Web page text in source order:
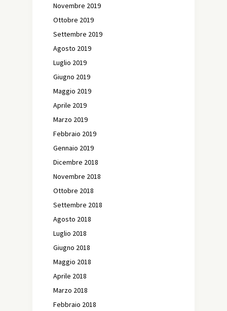
Novembre 2019
Ottobre 2019
Settembre 2019
Agosto 2019
Luglio 2019
Giugno 2019
Maggio 2019
Aprile 2019
Marzo 2019
Febbraio 2019
Gennaio 2019
Dicembre 2018
Novembre 2018
Ottobre 2018
Settembre 2018
Agosto 2018
Luglio 2018
Giugno 2018
Maggio 2018
Aprile 2018
Marzo 2018
Febbraio 2018